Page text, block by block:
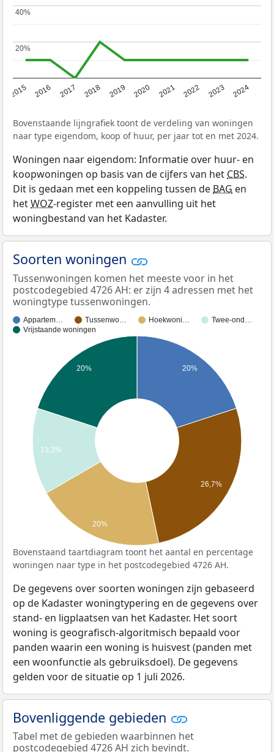
2015 2016 2017 2018 2019 2020 2021 2022 2023 2024
20%
20%
40%
40%
Bovenstaande lijngrafiek toont de verdeling van woningen
naar type eigendom, koop of huur, per jaar tot en met 2024.
Woningen naar eigendom: Informatie over huur- en
koopwoningen op basis van de cijfers van het CBS.
Dit is gedaan met een koppeling tussen de BAG en
hetWOZ-register met een aanvulling uit het
woningbestand van het Kadaster.
Soorten woningen
Tussenwoningen komen het meeste voor in het
postcodegebied 4726 AH: er zijn 4 adressen met het
woningtype tussenwoningen.
Appartem… Tussenwo… Hoekwoni…
Twee-ond…
Vrijstaande woningen
20%
26,7%
20%
13,3%
20%
Bovenstaand taartdiagram toont het aantal en percentage
woningen naar type in het postcodegebied 4726 AH.
De gegevens over soorten woningen zijn gebaseerd
op de Kadaster woningtypering en de gegevens over
stand- en ligplaatsen van het Kadaster. Het soort
woning is geografisch-algoritmisch bepaald voor
panden waarin een woning is huisvest (panden met
een woonfunctie als gebruiksdoel). De gegevens
gelden voor de situatie op 1 juli 2026.
Bovenliggende gebieden
Tabel met de gebieden waarbinnen het
postcodegebied 4726 AH zich bevindt.